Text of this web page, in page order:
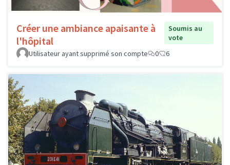
Créer une ambiance apaisante à
l'hôpital
Soumis au
vote
Utilisateur ayant supprimé son compte
0 6